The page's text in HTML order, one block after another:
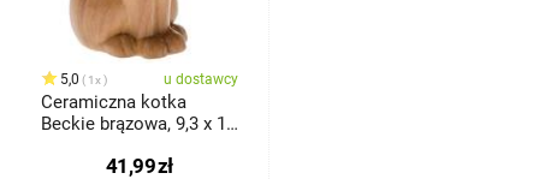
5,0 1x u dostawcy
Ceramiczna kotka
Beckie brązowa, 9,3 x 13
41,99zł